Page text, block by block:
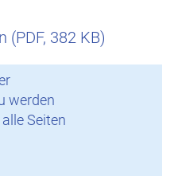
(PDF, 382 KB)
werden
Seiten